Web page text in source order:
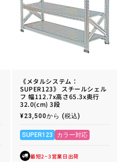
《メタルシステム：
SUPER123》 スチールシェル
フ 幅112.7x高さ65.3x奥行
32.0(cm) 3段
通
価
格
¥23,500から (税込)
SUPER123 カラー対応
最短2~3営業日出荷